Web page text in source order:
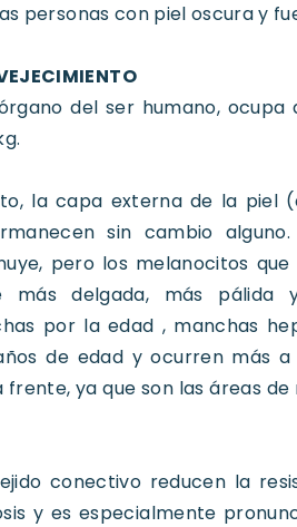
personas con piel oscura y
del ser humano,
la capa externa de la piel
sin cambio
pero los melanocitos
más delgada, más pálida
por la edad , manchas
de edad y ocurren más
ya que son las áreas
conectivo reducen la
y es especialmente